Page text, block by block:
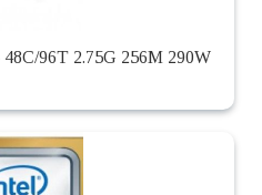
96T 2.75G 256M 290W